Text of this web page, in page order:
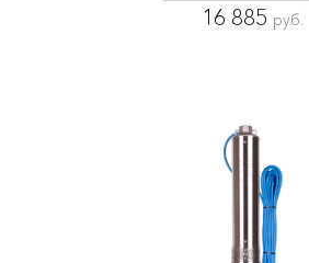
16 885 руб.